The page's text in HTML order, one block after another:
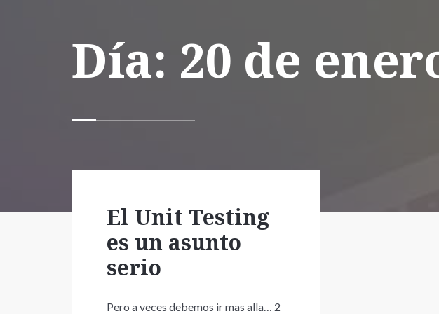
Día: 20 de
El Unit Testing
es un asunto
serio
Pero a veces debemos ir mas alla… 2